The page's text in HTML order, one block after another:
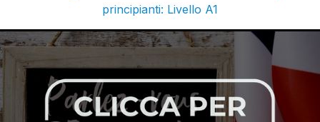
principianti: Livello A1